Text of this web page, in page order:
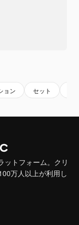
ョン セット
ットフォーム。クリ
万人以上が利用し